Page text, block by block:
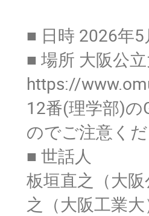
■ 日時 2026年
■ 場所 大阪公
https://
12番(理学部)
のでご注意く
■ 世話人
板垣直之（大
之（大阪工業